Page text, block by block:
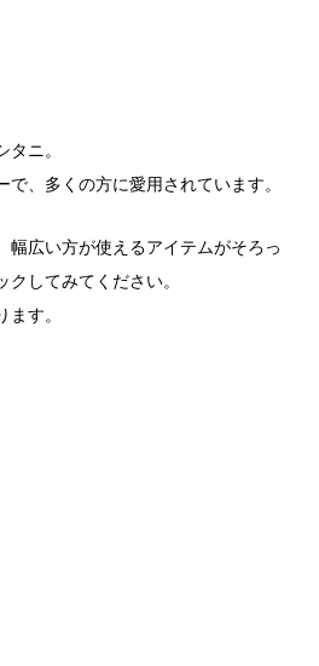
ニ。
、多くの方に愛用されています。
幅広い方が使えるアイテムがそろっ
してみてください。
す。